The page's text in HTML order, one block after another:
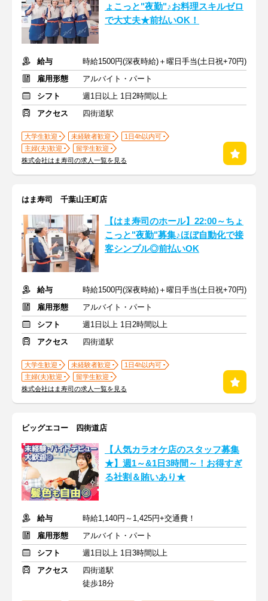
ょこっと"夜勤"♪お料理スキルゼロ
で大丈夫★前払いOK！
給与
時給1500円(深夜時給)＋曜日手当(土日祝+70円)
雇用形態
アルバイト・パート
シフト
週1日以上 1日2時間以上
アクセス
四街道駅
大学生歓迎 未経験者歓迎
1日4h以内可
主婦(夫)歓迎
留学生歓迎
株式会社はま寿司の求人一覧を見る
はま寿司 千葉山王町店
【はま寿司のホール】22:00～ちょ
こっと"夜勤"募集♪ほぼ自動化で接
客シンプル◎前払いOK
給与
時給1500円(深夜時給)＋曜日手当(土日祝+70円)
雇用形態
アルバイト・パート
シフト
週1日以上 1日2時間以上
アクセス
四街道駅
大学生歓迎 未経験者歓迎
1日4h以内可
主婦(夫)歓迎
留学生歓迎
株式会社はま寿司の求人一覧を見る
ビッグエコー 四街道店
【人気カラオケ店のスタッフ募集
★】週1～&1日3時間～！お得すぎ
る社割＆賄いあり★
給与
時給1,140円～1,425円+交通費！
雇用形態
アルバイト・パート
シフト
週1日以上 1日3時間以上
アクセス
四街道駅
徒歩18分